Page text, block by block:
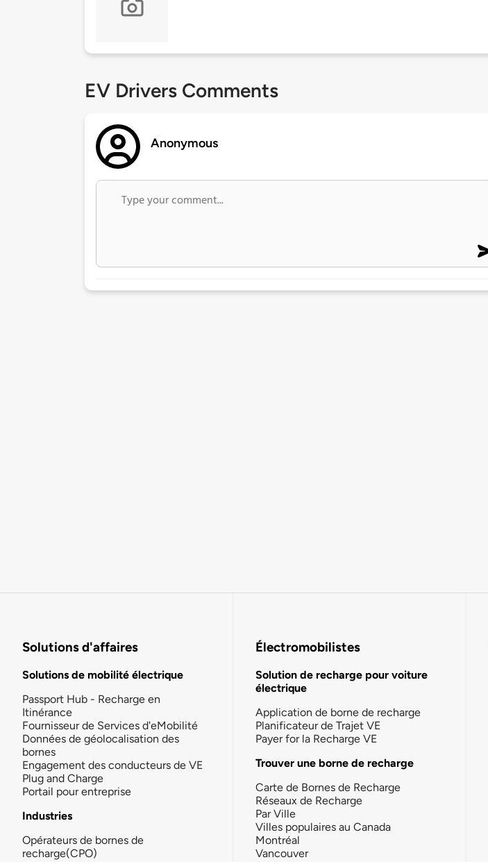
EV Drivers Comments
Anonymous
Solutions d'affaires
Solutions de mobilité électrique
Passport Hub - Recharge en
Itinérance
Fournisseur de Services d'eMobilité
Données de géolocalisation des
bornes
Engagement des conducteurs de VE
Plug and Charge
Portail pour entreprise
Industries
Opérateurs de bornes de
recharge(CPO)
Électromobilistes
Solution de recharge pour voiture
électrique
Application de borne de recharge
Planificateur de Trajet VE
Payer for la Recharge VE
Trouver une borne de recharge
Carte de Bornes de Recharge
Réseaux de Recharge
Par Ville
Villes populaires au Canada
Montréal
Vancouver